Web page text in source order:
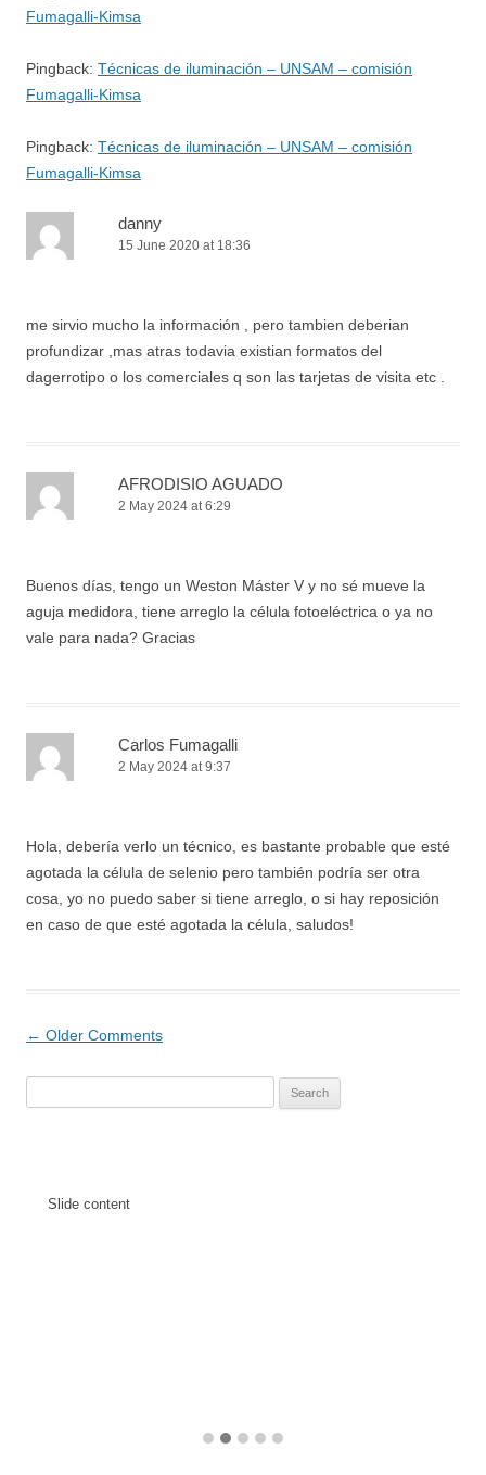
Fumagalli-Kimsa
Pingback: Técnicas de iluminación – UNSAM – comisión
Fumagalli-Kimsa
Pingback: Técnicas de iluminación – UNSAM – comisión
Fumagalli-Kimsa
danny
15 June 2020 at 18:36
me sirvio mucho la información , pero tambien deberian
profundizar ,mas atras todavia existian formatos del
dagerrotipo o los comerciales q son las tarjetas de visita etc .
AFRODISIO AGUADO
2 May 2024 at 6:29
Buenos días, tengo un Weston Máster V y no sé mueve la
aguja medidora, tiene arreglo la célula fotoeléctrica o ya no
vale para nada? Gracias
Carlos Fumagalli
2 May 2024 at 9:37
Hola, debería verlo un técnico, es bastante probable que esté
agotada la célula de selenio pero también podría ser otra
cosa, yo no puedo saber si tiene arreglo, o si hay reposición
en caso de que esté agotada la célula, saludos!
Comment
← Older Comments
Slide content